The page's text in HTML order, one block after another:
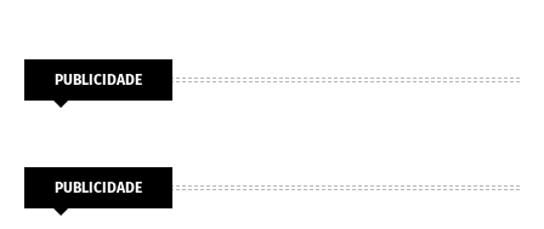
PUBLICIDADE
PUBLICIDADE